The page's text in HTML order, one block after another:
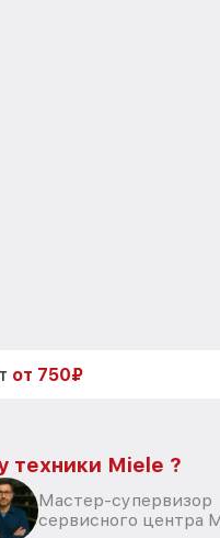
от 750₽
техники Miele ?
Мастер-супервизор
сервисного центра